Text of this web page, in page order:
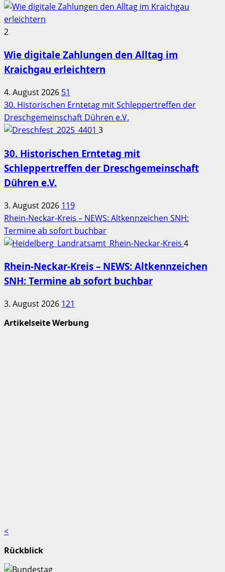
2
Wie digitale Zahlungen den Alltag im
Kraichgau erleichtern
4. August 2026 51
30. Historischen Erntetag mit Schleppertreffen der
Dreschgemeinschaft Dühren e.V.
3
30. Historischen Erntetag mit
Schleppertreffen der Dreschgemeinschaft
Dühren e.V.
3. August 2026 119
Rhein-Neckar-Kreis – NEWS: Altkennzeichen SNH:
Termine ab sofort buchbar
4
Rhein-Neckar-Kreis – NEWS: Altkennzeichen
SNH: Termine ab sofort buchbar
3. August 2026 121
Artikelseite Werbung
<
Rückblick